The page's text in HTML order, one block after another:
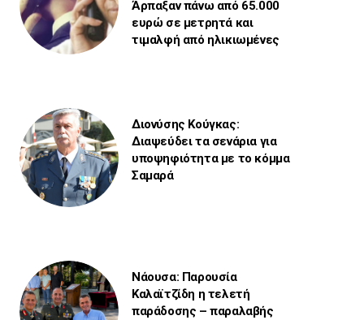
Άρπαξαν πάνω από 65.000
ευρώ σε μετρητά και
τιμαλφή από ηλικιωμένες
Διονύσης Κούγκας:
Διαψεύδει τα σενάρια για
υποψηφιότητα με το κόμμα
Σαμαρά
Νάουσα: Παρουσία
Καλαϊτζίδη η τελετή
παράδοσης – παραλαβής